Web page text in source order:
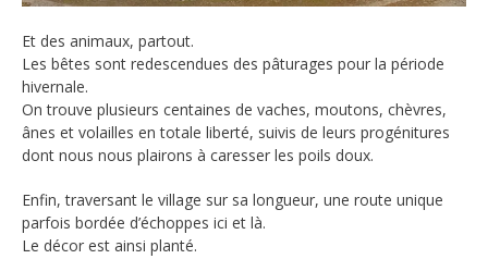
Et des animaux, partout.
Les bêtes sont redescendues des pâturages pour la période
hivernale.
On trouve plusieurs centaines de vaches, moutons, chèvres,
ânes et volailles en totale liberté, suivis de leurs progénitures
dont nous nous plairons à caresser les poils doux.
Enfin, traversant le village sur sa longueur, une route unique
parfois bordée d’échoppes ici et là.
Le décor est ainsi planté.